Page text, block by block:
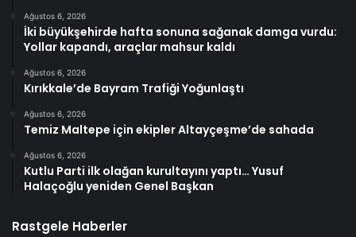
Ağustos 6, 2026
İki büyükşehirde hafta sonuna sağanak damga vurdu:
Yollar kapandı, araçlar mahsur kaldı
Ağustos 6, 2026
Kırıkkale’de Bayram Trafiği Yoğunlaştı
Ağustos 6, 2026
Temiz Maltepe için ekipler Altayçeşme’de sahada
Ağustos 6, 2026
Kutlu Parti ilk olağan kurultayını yaptı… Yusuf
Halaçoğlu yeniden Genel Başkan
Rastgele Haberler